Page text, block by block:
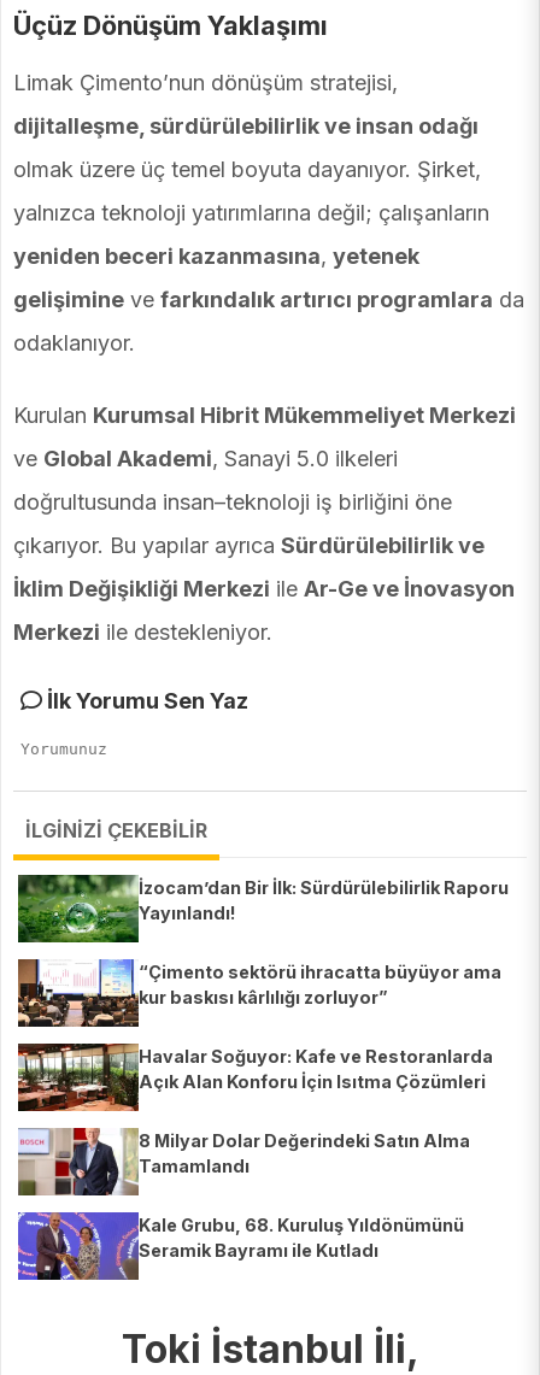
Üçüz Dönüşüm Yaklaşımı
Limak Çimento’nun dönüşüm stratejisi,
dijitalleşme, sürdürülebilirlik ve insan odağı
olmak üzere üç temel boyuta dayanıyor. Şirket,
yalnızca teknoloji yatırımlarına değil; çalışanların
yeniden beceri kazanmasına, yetenek
gelişimine ve farkındalık artırıcı programlara da
odaklanıyor.
Kurulan Kurumsal Hibrit Mükemmeliyet Merkezi
ve Global Akademi, Sanayi 5.0 ilkeleri
doğrultusunda insan–teknoloji iş birliğini öne
çıkarıyor. Bu yapılar ayrıca Sürdürülebilirlik ve
İklim Değişikliği Merkezi ile Ar-Ge ve İnovasyon
Merkezi ile destekleniyor.
İlk Yorumu Sen Yaz
İLGİNİZİ ÇEKEBİLİR
İzocam’dan Bir İlk: Sürdürülebilirlik Raporu
Yayınlandı!
“Çimento sektörü ihracatta büyüyor ama
kur baskısı kârlılığı zorluyor”
Havalar Soğuyor: Kafe ve Restoranlarda
Açık Alan Konforu İçin Isıtma Çözümleri
8 Milyar Dolar Değerindeki Satın Alma
Tamamlandı
Kale Grubu, 68. Kuruluş Yıldönümünü
Seramik Bayramı ile Kutladı
Toki İstanbul İli,